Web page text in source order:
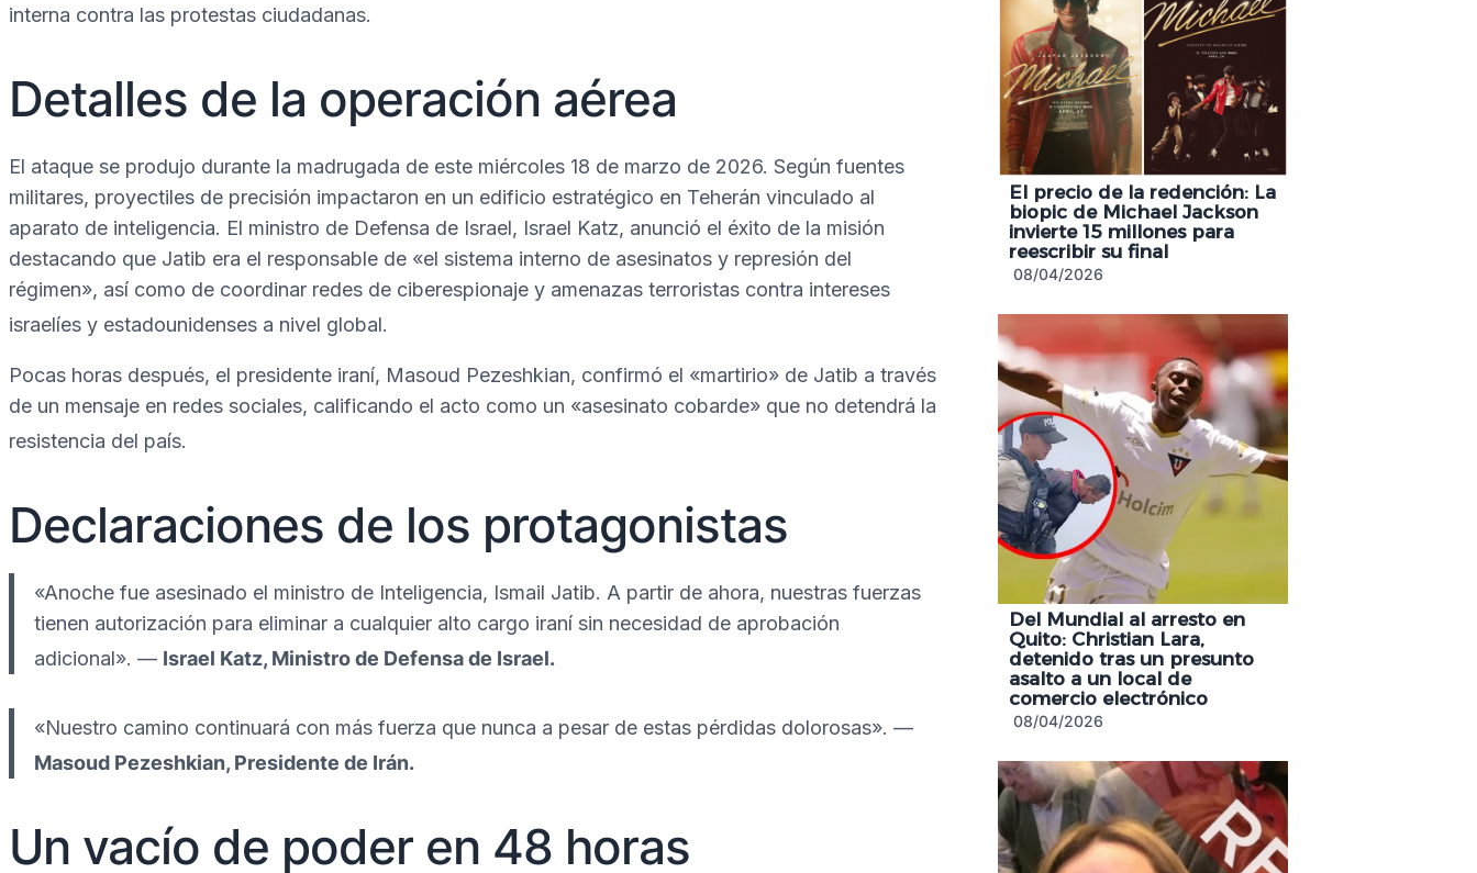
interna contra las protestas ciudadanas.
Detalles de la operación aérea
El ataque se produjo durante la madrugada de este miércoles 18 de marzo de 2026. Según fuentes
militares, proyectiles de precisión impactaron en un edificio estratégico en Teherán vinculado al
aparato de inteligencia. El ministro de Defensa de Israel, Israel Katz, anunció el éxito de la misión
destacando que Jatib era el responsable de «el sistema interno de asesinatos y represión del
régimen», así como de coordinar redes de ciberespionaje y amenazas terroristas contra intereses
israelíes y estadounidenses a nivel global.
Pocas horas después, el presidente iraní, Masoud Pezeshkian, confirmó el «martirio» de Jatib a través
de un mensaje en redes sociales, calificando el acto como un «asesinato cobarde» que no detendrá la
resistencia del país.
Declaraciones de los protagonistas
«Anoche fue asesinado el ministro de Inteligencia, Ismail Jatib. A partir de ahora, nuestras fuerzas
tienen autorización para eliminar a cualquier alto cargo iraní sin necesidad de aprobación
adicional». — Israel Katz, Ministro de Defensa de Israel.
«Nuestro camino continuará con más fuerza que nunca a pesar de estas pérdidas dolorosas». —
Masoud Pezeshkian, Presidente de Irán.
Un vacío de poder en 48 horas
El precio de la redención: La
biopic de Michael Jackson
invierte 15 millones para
reescribir su final
08/04/2026
Del Mundial al arresto en
Quito: Christian Lara,
detenido tras un presunto
asalto a un local de
comercio electrónico
08/04/2026